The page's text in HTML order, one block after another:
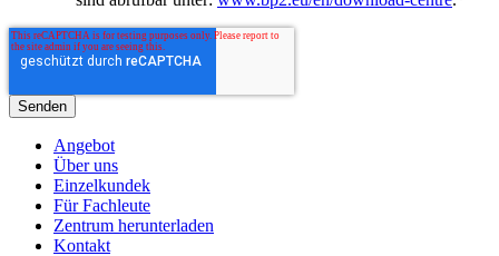
Angebot
Über uns
Einzelkundek
Für Fachleute
Zentrum herunterladen
Kontakt